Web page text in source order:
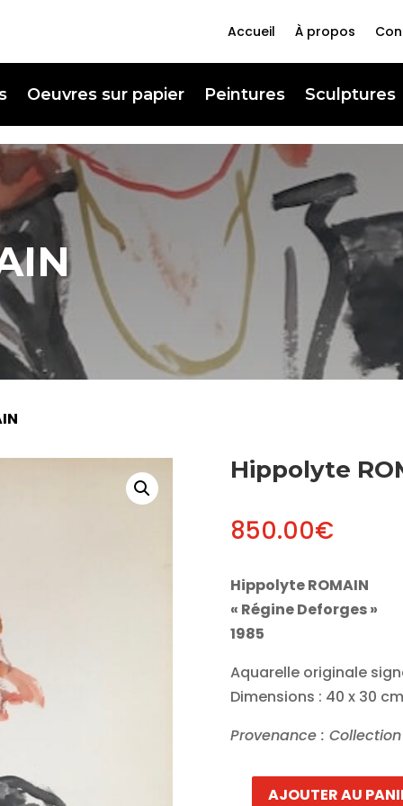
Accueil À propos
Oeuvres sur papier Peintures Sculptures
Hippolyte
850.00€
Hippolyte ROMAIN
« Régine Deforges »
1985
Aquarelle originale
Dimensions : 40 x 30
Provenance :
AJOUTER AU